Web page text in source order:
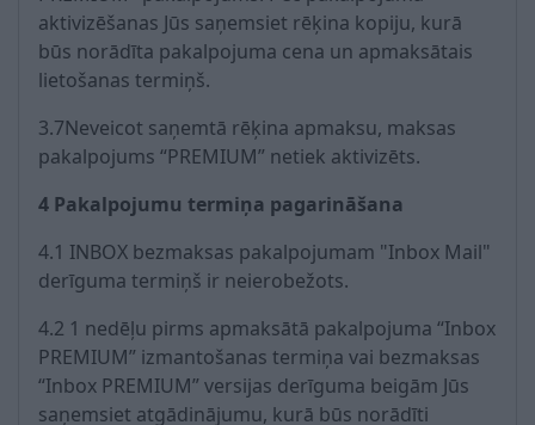
aktivizēšanas Jūs saņemsiet rēķina kopiju, kurā
būs norādīta pakalpojuma cena un apmaksātais
lietošanas termiņš.
3.7Neveicot saņemtā rēķina apmaksu, maksas
pakalpojums “PREMIUM” netiek aktivizēts.
4 Pakalpojumu termiņa pagarināšana
4.1 INBOX bezmaksas pakalpojumam "Inbox Mail"
derīguma termiņš ir neierobežots.
4.2 1 nedēļu pirms apmaksātā pakalpojuma “Inbox
PREMIUM” izmantošanas termiņa vai bezmaksas
“Inbox PREMIUM” versijas derīguma beigām Jūs
saņemsiet atgādinājumu, kurā būs norādīti